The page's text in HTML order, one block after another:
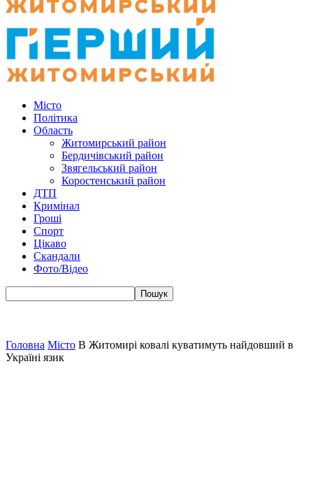
Місто
Політика
Область
Житомирський район
Бердичівський район
Звягельський район
Коростенський район
ДТП
Кримінал
Гроші
Спорт
Цікаво
Скандали
Фото/Відео
Головна Місто В Житомирі ковалі куватимуть найдовший в
Україні язик